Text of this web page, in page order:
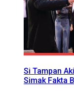
Si Tampan
Simak Fakta